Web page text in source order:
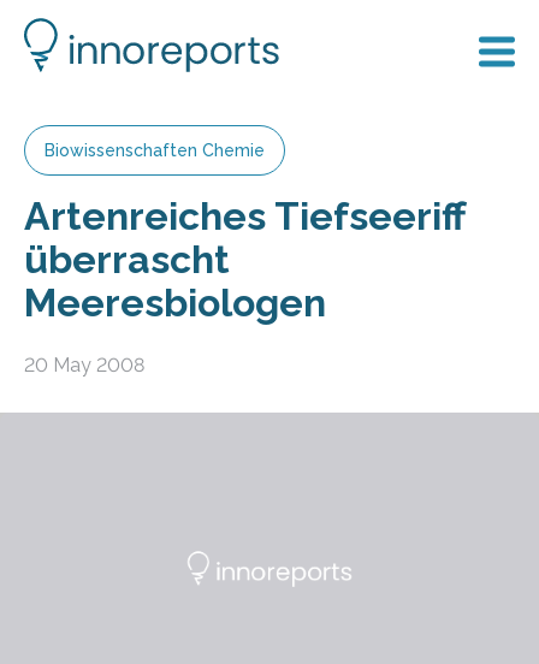
Biowissenschaften Chemie
Artenreiches Tiefseeriff
überrascht
Meeresbiologen
20 May 2008